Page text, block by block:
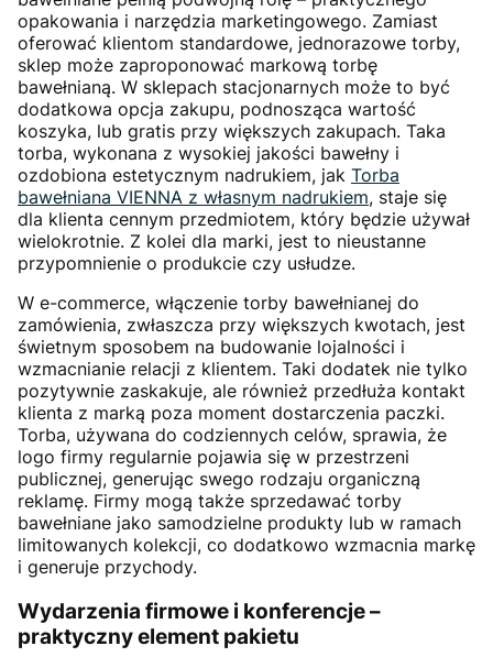
opakowania i narzędzia marketingowego. Zamiast
oferować klientom standardowe, jednorazowe torby,
sklep może zaproponować markową torbę
bawełnianą. W sklepach stacjonarnych może to być
dodatkowa opcja zakupu, podnosząca wartość
koszyka, lub gratis przy większych zakupach. Taka
torba, wykonana z wysokiej jakości bawełny i
ozdobiona estetycznym nadrukiem, jak Torba
bawełniana VIENNA z własnym nadrukiem, staje się
dla klienta cennym przedmiotem, który będzie używał
wielokrotnie. Z kolei dla marki, jest to nieustanne
przypomnienie o produkcie czy usłudze.
W e-commerce, włączenie torby bawełnianej do
zamówienia, zwłaszcza przy większych kwotach, jest
świetnym sposobem na budowanie lojalności i
wzmacnianie relacji z klientem. Taki dodatek nie tylko
pozytywnie zaskakuje, ale również przedłuża kontakt
klienta z marką poza moment dostarczenia paczki.
Torba, używana do codziennych celów, sprawia, że
logo firmy regularnie pojawia się w przestrzeni
publicznej, generując swego rodzaju organiczną
reklamę. Firmy mogą także sprzedawać torby
bawełniane jako samodzielne produkty lub w ramach
limitowanych kolekcji, co dodatkowo wzmacnia markę
i generuje przychody.
Wydarzenia firmowe i konferencje –
praktyczny element pakietu